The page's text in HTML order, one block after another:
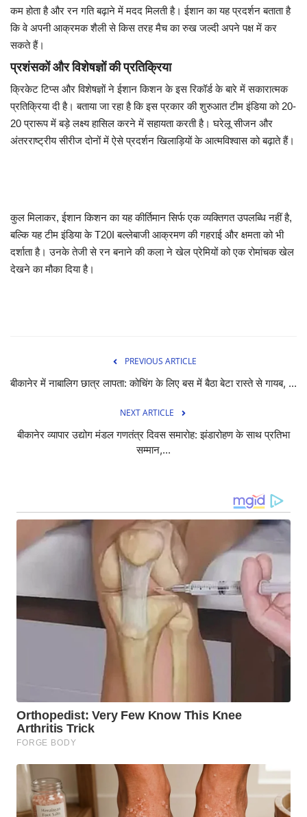
कम होता है और रन गति बढ़ाने में मदद मिलती है। ईशान का यह प्रदर्शन बताता है
कि वे अपनी आक्रमक शैली से किस तरह मैच का रुख जल्दी अपने पक्ष में कर
सकते हैं।
प्रशंसकों और विशेषज्ञों की प्रतिक्रिया
क्रिकेट टिप्स और विशेषज्ञों ने ईशान किशन के इस रिकॉर्ड के बारे में सकारात्मक
प्रतिक्रिया दी है। बताया जा रहा है कि इस प्रकार की शुरुआत टीम इंडिया को 20-
20 प्रारूप में बड़े लक्ष्य हासिल करने में सहायता करती है। घरेलू सीजन और
अंतरराष्ट्रीय सीरीज दोनों में ऐसे प्रदर्शन खिलाड़ियों के आत्मविश्वास को बढ़ाते हैं।
कुल मिलाकर, ईशान किशन का यह कीर्तिमान सिर्फ एक व्यक्तिगत उपलब्धि नहीं है,
बल्कि यह टीम इंडिया के T20I बल्लेबाजी आक्रमण की गहराई और क्षमता को भी
दर्शाता है। उनके तेजी से रन बनाने की कला ने खेल प्रेमियों को एक रोमांचक खेल
देखने का मौका दिया है।
PREVIOUS ARTICLE
बीकानेर में नाबालिग छात्र लापता: कोचिंग के लिए बस में बैठा बेटा रास्ते से गायब, ...
NEXT ARTICLE
बीकानेर व्यापार उद्योग मंडल गणतंत्र दिवस समारोह: झंडारोहण के साथ प्रतिभा
सम्मान,...